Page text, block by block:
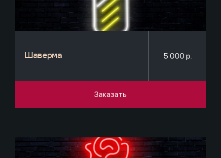
Шаверма 5 000 р.
Заказать